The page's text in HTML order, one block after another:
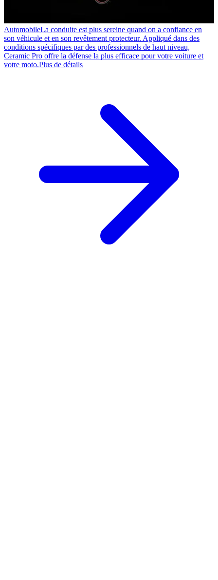
AutomobileLa conduite est plus sereine quand on a confiance en
son véhicule et en son revêtement protecteur. Appliqué dans des
conditions spécifiques par des professionnels de haut niveau,
Ceramic Pro offre la défense la plus efficace pour votre voiture et
votre moto.Plus de détails